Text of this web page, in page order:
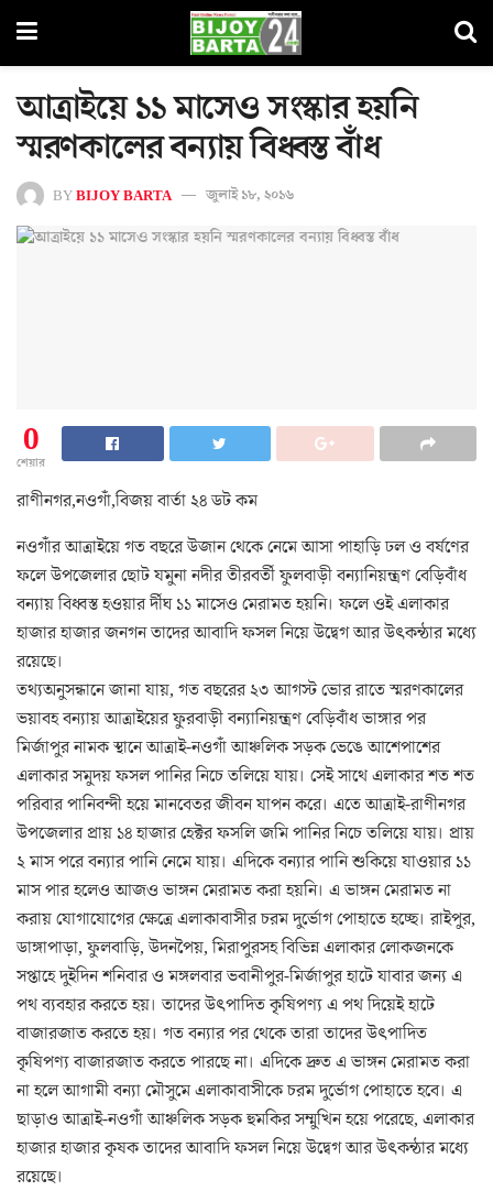
আত্রাইয়ে ১১ মাসেও সংস্কার হয়নি
স্মরণকালের বন্যায় বিধ্বস্ত বাঁধ
BYBIJOY BARTA জুলাই ১৮, ২০১৬
0
শেয়ার
রাণীনগর,নওগাঁ,বিজয় বার্তা ২৪ ডট কম
নওগাঁর আত্রাইয়ে গত বছরে উজান থেকে নেমে আসা পাহাড়ি ঢল ও বর্ষণের
ফলে উপজেলার ছোট যমুনা নদীর তীরবর্তী ফুলবাড়ী বন্যানিয়ন্ত্রণ বেড়িবাঁধ
বন্যায় বিধ্বস্ত হওয়ার র্দীঘ ১১ মাসেও মেরামত হয়নি। ফলে ওই এলাকার
হাজার হাজার জনগন তাদের আবাদি ফসল নিয়ে উদ্বেগ আর উৎকন্ঠার মধ্যে
রয়েছে।
তথ্যঅনুসন্ধানে জানা যায়, গত বছরের ২৩ আগস্ট ভোর রাতে স্মরণকালের
ভয়াবহ বন্যায় আত্রাইয়ের ফুরবাড়ী বন্যানিয়ন্ত্রণ বেড়িবাঁধ ভাঙ্গার পর
মির্জাপুর নামক স্থানে আত্রাই-নওগাঁ আঞ্চলিক সড়ক ভেঙে আশেপাশের
এলাকার সমুদয় ফসল পানির নিচে তলিয়ে যায়। সেই সাথে এলাকার শত শত
পরিবার পানিবন্দী হয়ে মানবেতর জীবন যাপন করে। এতে আত্রাই-রাণীনগর
উপজেলার প্রায় ১৪ হাজার হেক্টর ফসলি জমি পানির নিচে তলিয়ে যায়। প্রায়
২ মাস পরে বন্যার পানি নেমে যায়। এদিকে বন্যার পানি শুকিয়ে যাওয়ার ১১
মাস পার হলেও আজও ভাঙ্গন মেরামত করা হয়নি। এ ভাঙ্গন মেরামত না
করায় যোগাযোগের ক্ষেত্রে এলাকাবাসীর চরম দুর্ভোগ পোহাতে হচ্ছে। রাইপুর,
ডাঙ্গাপাড়া, ফুলবাড়ি, উদনপৈয়, মিরাপুরসহ বিভিন্ন এলাকার লোকজনকে
সপ্তাহে দুইদিন শনিবার ও মঙ্গলবার ভবানীপুর-মির্জাপুর হাটে যাবার জন্য এ
পথ ব্যবহার করতে হয়। তাদের উৎপাদিত কৃষিপণ্য এ পথ দিয়েই হাটে
বাজারজাত করতে হয়। গত বন্যার পর থেকে তারা তাদের উৎপাদিত
কৃষিপণ্য বাজারজাত করতে পারছে না। এদিকে দ্রুত এ ভাঙ্গন মেরামত করা
না হলে আগামী বন্যা মৌসুমে এলাকাবাসীকে চরম দুর্ভোগ পোহাতে হবে। এ
ছাড়াও আত্রাই-নওগাঁ আঞ্চলিক সড়ক হুমকির সম্মুখিন হয়ে পরেছে, এলাকার
হাজার হাজার কৃষক তাদের আবাদি ফসল নিয়ে উদ্বেগ আর উৎকন্ঠার মধ্যে
রয়েছে।